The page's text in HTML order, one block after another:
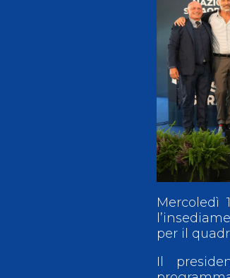
Giudice Sportivo Nazionale
Antidoping
Mappa del sito
Mercoledì
per il
Il